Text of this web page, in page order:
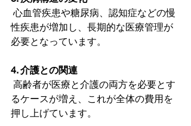
性疾患が増加し、長期的な医療管理が
必要となっています。
4. 介護との関連
るケースが増え、これが全体の費用を
押し上げています。